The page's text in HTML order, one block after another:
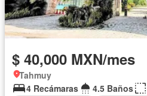
$ 40,000 MXN/mes
Tahmuy
4 Recámaras
4.5 Baños